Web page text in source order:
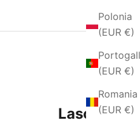
Polonia
(EUR €)
(EUR €)
Romania
(EUR €)
Lasciamo